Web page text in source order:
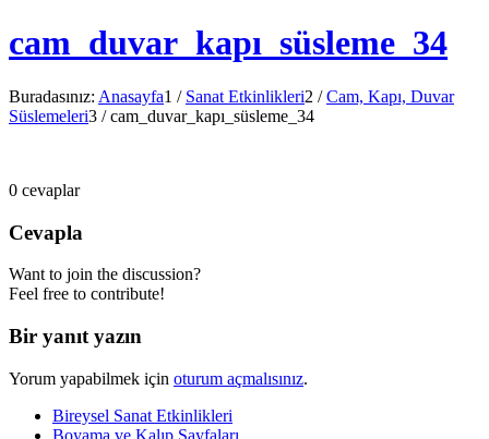
cam_duvar_kapı_süsleme_34
Buradasınız: Anasayfa1 / Sanat Etkinlikleri2 / Cam, Kapı, Duvar
Süslemeleri3 / cam_duvar_kapı_süsleme_34
0 cevaplar
Cevapla
Want to join the discussion?
Feel free to contribute!
Bir yanıt yazın
Yorum yapabilmek için oturum açmalısınız.
Bireysel Sanat Etkinlikleri
Boyama ve Kalıp Sayfaları